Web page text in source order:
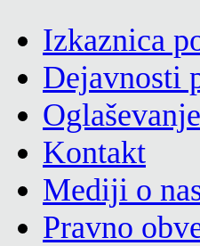
Izkaznica
Dejavnosti
Oglaševanje
Kontakt
Mediji o
Pravno